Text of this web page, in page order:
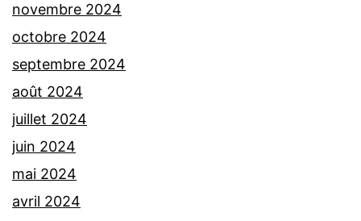
novembre 2024
octobre 2024
septembre 2024
août 2024
juillet 2024
juin 2024
mai 2024
avril 2024